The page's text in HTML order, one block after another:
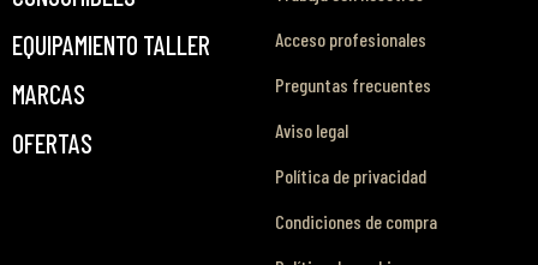
EQUIPAMIENTO TALLER
MARCAS
OFERTAS
Acceso profesionales
Preguntas frecuentes
Aviso legal
Política de privacidad
Condiciones de compra